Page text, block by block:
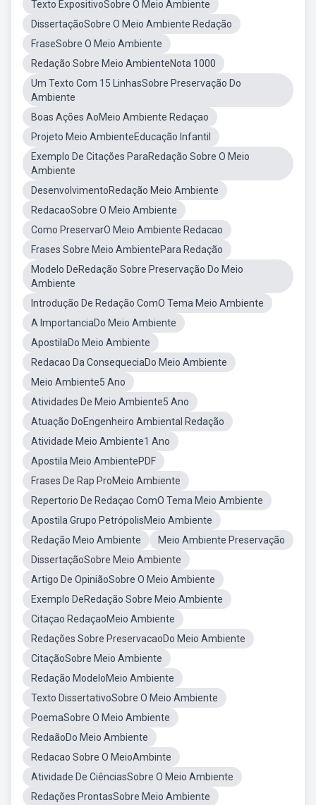
Texto ExpositivoSobre O Meio Ambiente
DissertaçãoSobre O Meio Ambiente Redação
FraseSobre O Meio Ambiente
Redação Sobre Meio AmbienteNota 1000
Um Texto Com 15 LinhasSobre Preservação Do
Ambiente
Boas Ações AoMeio Ambiente Redaçao
Projeto Meio AmbienteEducação Infantil
Exemplo De Citações ParaRedação Sobre O Meio
Ambiente
DesenvolvimentoRedação Meio Ambiente
RedacaoSobre O Meio Ambiente
Como PreservarO Meio Ambiente Redacao
Frases Sobre Meio AmbientePara Redação
Modelo DeRedação Sobre Preservação Do Meio
Ambiente
Introdução De Redação ComO Tema Meio Ambiente
A ImportanciaDo Meio Ambiente
ApostilaDo Meio Ambiente
Redacao Da ConsequeciaDo Meio Ambiente
Meio Ambiente5 Ano
Atividades De Meio Ambiente5 Ano
Atuação DoEngenheiro Ambiental Redação
Atividade Meio Ambiente1 Ano
Apostila Meio AmbientePDF
Frases De Rap ProMeio Ambiente
Repertorio De Redaçao ComO Tema Meio Ambiente
Apostila Grupo PetrópolisMeio Ambiente
Redação Meio Ambiente
Meio Ambiente Preservação
DissertaçãoSobre Meio Ambiente
Artigo De OpiniãoSobre O Meio Ambiente
Exemplo DeRedação Sobre Meio Ambiente
Citaçao RedaçaoMeio Ambiente
Redações Sobre PreservacaoDo Meio Ambiente
CitaçãoSobre Meio Ambiente
Redação ModeloMeio Ambiente
Texto DissertativoSobre O Meio Ambiente
PoemaSobre O Meio Ambiente
RedaãoDo Meio Ambiente
Redacao Sobre O MeioAmbinte
Atividade De CiênciasSobre O Meio Ambiente
Redações ProntasSobre Meio Ambiente